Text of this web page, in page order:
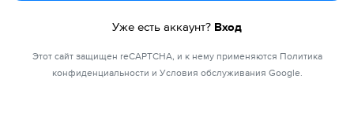
Уже есть аккаунт? Вход
Этот сайт защищен reCAPTCHA, и к нему применяются Политика
конфиденциальности и Условия обслуживания Google.